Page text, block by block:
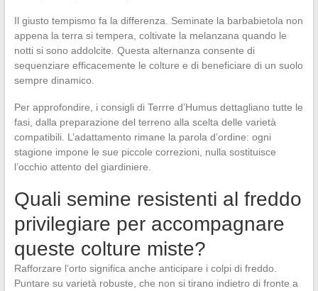
Il giusto tempismo fa la differenza. Seminate la barbabietola non
appena la terra si tempera, coltivate la melanzana quando le
notti si sono addolcite. Questa alternanza consente di
sequenziare efficacemente le colture e di beneficiare di un suolo
sempre dinamico.
Per approfondire, i consigli di Terrre d’Humus dettagliano tutte le
fasi, dalla preparazione del terreno alla scelta delle varietà
compatibili. L’adattamento rimane la parola d’ordine: ogni
stagione impone le sue piccole correzioni, nulla sostituisce
l’occhio attento del giardiniere.
Quali semine resistenti al freddo
privilegiare per accompagnare
queste colture miste?
Rafforzare l’orto significa anche anticipare i colpi di freddo.
Puntare su varietà robuste, che non si tirano indietro di fronte a